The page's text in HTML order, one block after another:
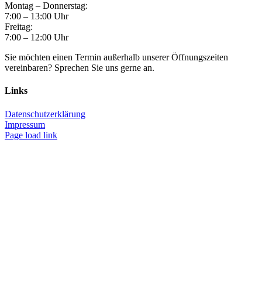
Montag – Donnerstag:
7:00 – 13:00 Uhr
Freitag:
7:00 – 12:00 Uhr
Sie möchten einen Termin außerhalb unserer Öffnungszeiten
vereinbaren? Sprechen Sie uns gerne an.
Links
Datenschutzerklärung
Impressum
Page load link